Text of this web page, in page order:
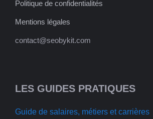
Politique de confidentialités
Mentions légales
contact@seobykit.com
LES GUIDES PRATIQUES
Guide de salaires, métiers et carrières